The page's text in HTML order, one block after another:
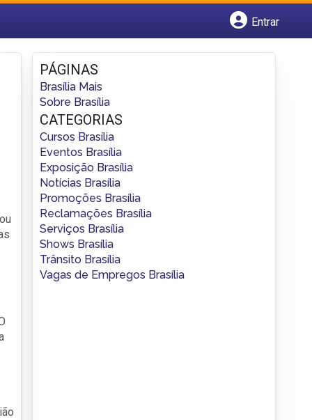
Entrar
Fazer login
Criar conta
PÁGINAS
Brasília Mais
Sobre Brasília
CATEGORIAS
Cursos Brasília
Eventos Brasília
Exposição Brasília
Notícias Brasília
Promoções Brasília
Reclamações Brasília
Serviços Brasília
Shows Brasília
Trânsito Brasília
Vagas de Empregos Brasília